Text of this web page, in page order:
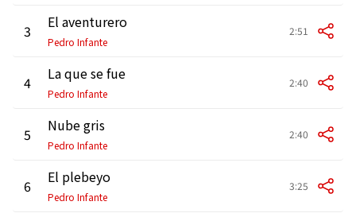
3 El aventurero
Pedro Infante
2:51
4 La que se fue
Pedro Infante
2:40
5 Nube gris
Pedro Infante
2:40
6 El plebeyo
Pedro Infante
3:25